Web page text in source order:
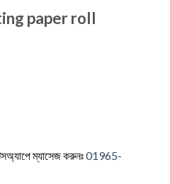
paper roll
ম্যাসেজকরুনঃ01965-